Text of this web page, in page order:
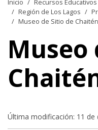
Inicio Recursos Educativos
Región de Los Lagos
Museo de Sitio de Chaitén
Museo
Última modificación: 11 de